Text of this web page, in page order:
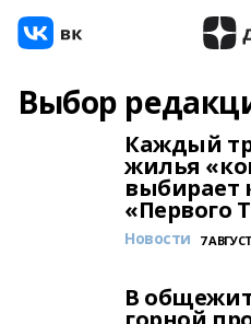
Выбор
Каждый
жилья
выбирает
«Первого
Новости 7
В